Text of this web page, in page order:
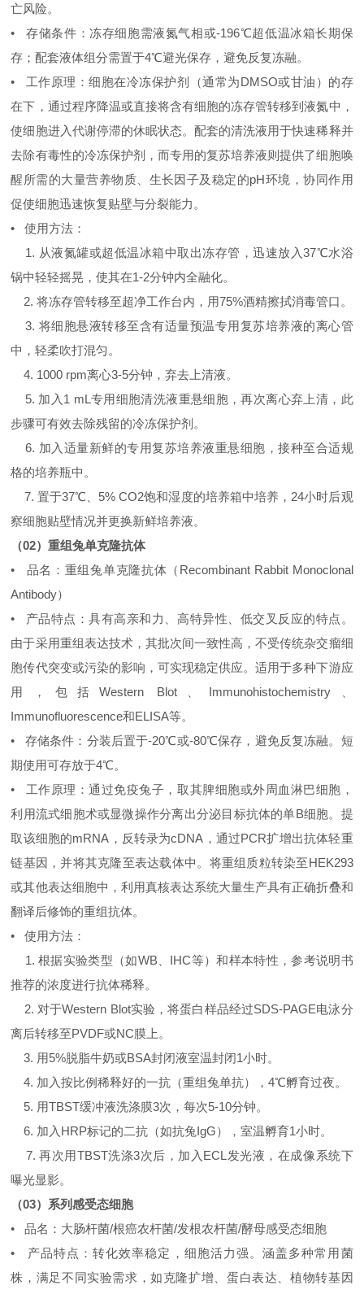
亡风险。
• 存储条件：冻存细胞需液氮气相或-196℃超低温冰箱长期保
存；配套液体组分需置于4℃避光保存，避免反复冻融。
• 工作原理：细胞在冷冻保护剂（通常为DMSO或甘油）的存
在下，通过程序降温或直接将含有细胞的冻存管转移到液氮中，
使细胞进入代谢停滞的休眠状态。配套的清洗液用于快速稀释并
去除有毒性的冷冻保护剂，而专用的复苏培养液则提供了细胞唤
醒所需的大量营养物质、生长因子及稳定的pH环境，协同作用
促使细胞迅速恢复贴壁与分裂能力。
• 使用方法：
1. 从液氮罐或超低温冰箱中取出冻存管，迅速放入37℃水浴
锅中轻轻摇晃，使其在1-2分钟内全融化。
2. 将冻存管转移至超净工作台内，用75%酒精擦拭消毒管口。
3. 将细胞悬液转移至含有适量预温专用复苏培养液的离心管
中，轻柔吹打混匀。
4. 1000 rpm离心3-5分钟，弃去上清液。
5. 加入1 mL专用细胞清洗液重悬细胞，再次离心弃上清，此
步骤可有效去除残留的冷冻保护剂。
6. 加入适量新鲜的专用复苏培养液重悬细胞，接种至合适规
格的培养瓶中。
7. 置于37℃、5% CO2饱和湿度的培养箱中培养，24小时后观
察细胞贴壁情况并更换新鲜培养液。
（02）重组兔单克隆抗体
• 品名：重组兔单克隆抗体（Recombinant Rabbit Monoclonal
Antibody）
• 产品特点：具有高亲和力、高特异性、低交叉反应的特点。
由于采用重组表达技术，其批次间一致性高，不受传统杂交瘤细
胞传代突变或污染的影响，可实现稳定供应。适用于多种下游应
用，包括Western Blot、Immunohistochemistry、
Immunofluorescence和ELISA等。
• 存储条件：分装后置于-20℃或-80℃保存，避免反复冻融。短
期使用可存放于4℃。
• 工作原理：通过免疫兔子，取其脾细胞或外周血淋巴细胞，
利用流式细胞术或显微操作分离出分泌目标抗体的单B细胞。提
取该细胞的mRNA，反转录为cDNA，通过PCR扩增出抗体轻重
链基因，并将其克隆至表达载体中。将重组质粒转染至HEK293
或其他表达细胞中，利用真核表达系统大量生产具有正确折叠和
翻译后修饰的重组抗体。
• 使用方法：
1. 根据实验类型（如WB、IHC等）和样本特性，参考说明书
推荐的浓度进行抗体稀释。
2. 对于Western Blot实验，将蛋白样品经过SDS-PAGE电泳分
离后转移至PVDF或NC膜上。
3. 用5%脱脂牛奶或BSA封闭液室温封闭1小时。
4. 加入按比例稀释好的一抗（重组兔单抗），4℃孵育过夜。
5. 用TBST缓冲液洗涤膜3次，每次5-10分钟。
6. 加入HRP标记的二抗（如抗兔IgG），室温孵育1小时。
7. 再次用TBST洗涤3次后，加入ECL发光液，在成像系统下
曝光显影。
（03）系列感受态细胞
• 品名：大肠杆菌/根癌农杆菌/发根农杆菌/酵母感受态细胞
• 产品特点：转化效率稳定，细胞活力强。涵盖多种常用菌
株，满足不同实验需求，如克隆扩增、蛋白表达、植物转基因